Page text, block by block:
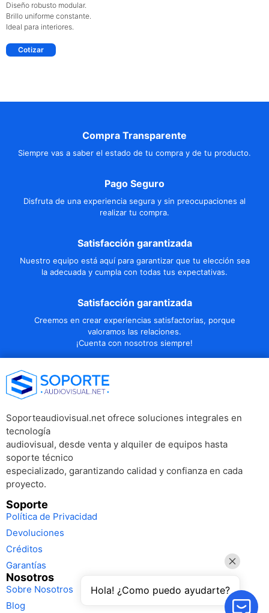
Diseño robusto modular.
Brillo uniforme constante.
Ideal para interiores.
Cotizar
Compra Transparente
Siempre vas a saber el estado de tu compra y de tu producto.
Pago Seguro
Disfruta de una experiencia segura y sin preocupaciones al
realizar tu compra.
Satisfacción garantizada
Nuestro equipo está aquí para garantizar que tu elección sea
la adecuada y cumpla con todas tus expectativas.
Satisfacción garantizada
Creemos en crear experiencias satisfactorias, porque
valoramos las relaciones.
¡Cuenta con nosotros siempre!
Soporteaudiovisual.net ofrece soluciones integrales en
tecnología
audiovisual, desde venta y alquiler de equipos hasta
soporte técnico
especializado, garantizando calidad y confianza en cada
proyecto.
Soporte
Política de Privacidad
Devoluciones
Créditos
Garantías
Nosotros
Sobre Nosotros
Blog
Hola! ¿Como puedo ayudarte?